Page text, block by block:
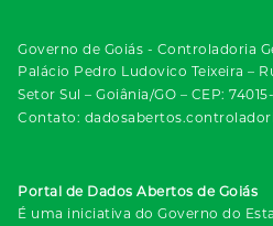
Governo de Goiás - Controladoria
Palácio Pedro Ludovico Teixeira –
Setor Sul – Goiânia/GO – CEP:
Contato:
Portal de Dados Abertos de Goiás
É uma iniciativa do Governo do